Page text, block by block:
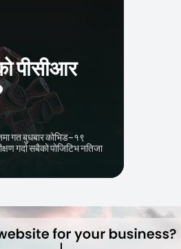
पीसीआर
गत बुधबार कोभिड–१९
गर्दा सबैको पोजिटिभ नतिजा